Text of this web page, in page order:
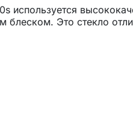
используется
Это стекло